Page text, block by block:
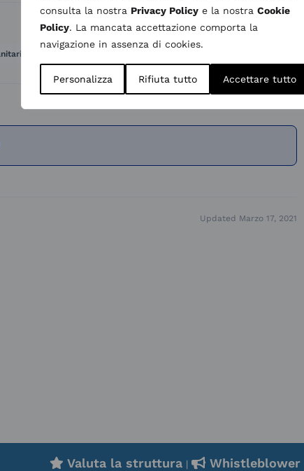
consulta la nostra Privacy Policy e la nostra Cookie
Policy. La mancata accettazione comporta la
navigazione in assenza di cookies.
Personalizza Rifiuta tutto Accettare tutto
,
Updated Marzo 17, 2021
Valuta la struttura| Whistleblower